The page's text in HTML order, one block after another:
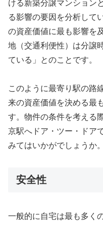
ける新築分譲マンション
る影響の要因を分析して
の資産価値に最も影響を
地（交通利便性）は分譲
ている」とのことです。
このように最寄り駅の路
来の資産価値を決める最
す。物件の条件を考える
京駅へドア・ツー・ドア
みてはいかがでしょうか。
安全性
一般的に自宅は最も多く